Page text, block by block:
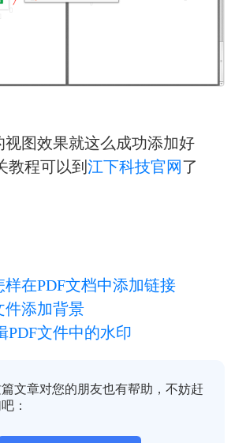
视图效果就这么成功添加好
教程可以到 江下科技官网了
样在PDF文档中添加链接
件添加背景
PDF文件中的水印
文章对您的朋友也有帮助，不妨赶
：